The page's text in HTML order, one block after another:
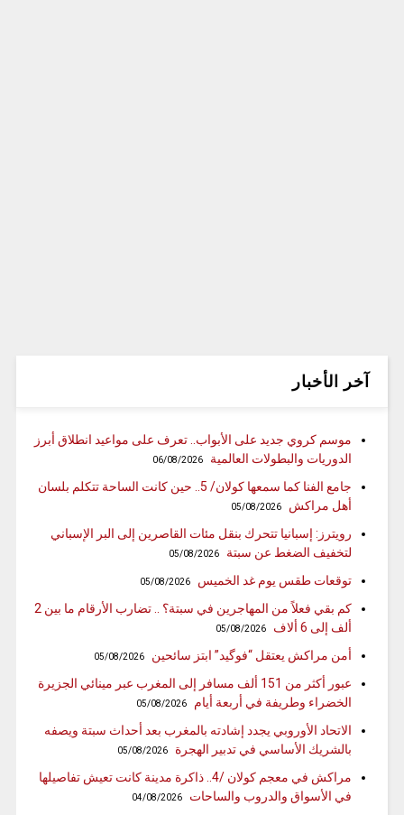
آخر الأخبار
موسم كروي جديد على الأبواب.. تعرف على مواعيد انطلاق أبرز
الدوريات والبطولات العالمية
06/08/2026
جامع الفنا كما سمعها كولان/ 5.. حين كانت الساحة تتكلم بلسان
أهل مراكش
05/08/2026
رويترز: إسبانيا تتحرك بنقل مئات القاصرين إلى البر الإسباني
لتخفيف الضغط عن سبتة
05/08/2026
توقعات طقس يوم غد الخميس 05/08/2026
كم بقي فعلاً من المهاجرين في سبتة؟ .. تضارب الأرقام ما بين 2
ألف إلى 6 ألاف
05/08/2026
أمن مراكش يعتقل “فوگيد” ابتز سائحين 05/08/2026
عبور أكثر من 151 ألف مسافر إلى المغرب عبر مينائي الجزيرة
الخضراء وطريفة في أربعة أيام
05/08/2026
الاتحاد الأوروبي يجدد إشادته بالمغرب بعد أحداث سبتة ويصفه
بالشريك الأساسي في تدبير الهجرة
05/08/2026
مراكش في معجم كولان /4.. ذاكرة مدينة كانت تعيش تفاصيلها
في الأسواق والدروب والساحات
04/08/2026